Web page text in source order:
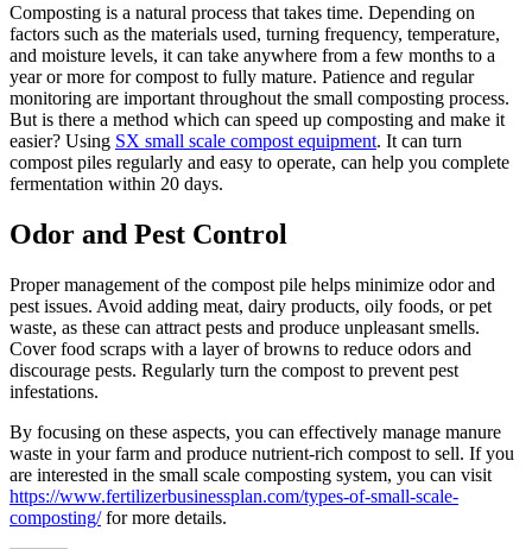
Composting is a natural process that takes time. Depending on
factors such as the materials used, turning frequency, temperature,
and moisture levels, it can take anywhere from a few months to a
year or more for compost to fully mature. Patience and regular
monitoring are important throughout the small composting process.
But is there a method which can speed up composting and make it
easier? Using SX small scale compost equipment. It can turn
compost piles regularly and easy to operate, can help you complete
fermentation within 20 days.
Odor and Pest Control
Proper management of the compost pile helps minimize odor and
pest issues. Avoid adding meat, dairy products, oily foods, or pet
waste, as these can attract pests and produce unpleasant smells.
Cover food scraps with a layer of browns to reduce odors and
discourage pests. Regularly turn the compost to prevent pest
infestations.
By focusing on these aspects, you can effectively manage manure
waste in your farm and produce nutrient-rich compost to sell. If you
are interested in the small scale composting system, you can visit
https://www.fertilizerbusinessplan.com/types-of-small-scale-
composting/for more details.